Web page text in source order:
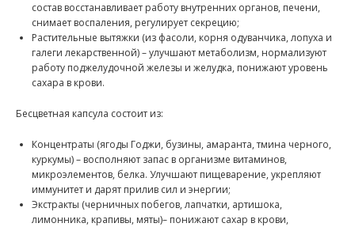
состав восстанавливает работу внутренних органов, печени,
снимает воспаления, регулирует секрецию;
Растительные вытяжки (из фасоли, корня одуванчика, лопуха и
галеги лекарственной) – улучшают метаболизм, нормализуют
работу поджелудочной железы и желудка, понижают уровень
сахара в крови.
Бесцветная капсула состоит из:
Концентраты (ягоды Годжи, бузины, амаранта, тмина черного,
куркумы) – восполняют запас в организме витаминов,
микроэлементов, белка. Улучшают пищеварение, укрепляют
иммунитет и дарят прилив сил и энергии;
Экстракты (черничных побегов, лапчатки, артишока,
лимонника, крапивы, мяты)– понижают сахар в крови,